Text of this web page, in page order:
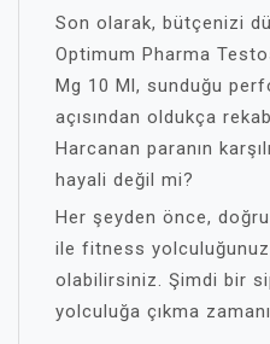
Son olarak, bütçenizi
Optimum Pharma
Mg 10 Ml, sunduğu
açısından oldukça
Harcanan paranın
hayali değil mi?
Her şeyden önce,
ile fitness
olabilirsiniz. Şimdi bir
yolculuğa çıkma